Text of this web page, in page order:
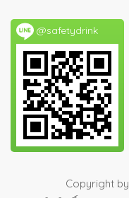
@safetydrink
Copyright by